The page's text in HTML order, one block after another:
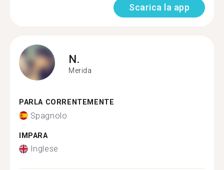
Scarica la app
N.
Merida
PARLA CORRENTEMENTE
Spagnolo
IMPARA
Inglese